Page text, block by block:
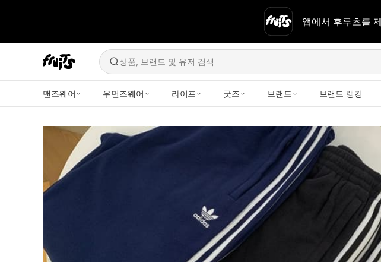
앱에서 후루츠를
상품, 브랜드 및 유저 검색
맨즈웨어 우먼즈웨어 라이프 굿즈 브랜드 브랜드 랭킹